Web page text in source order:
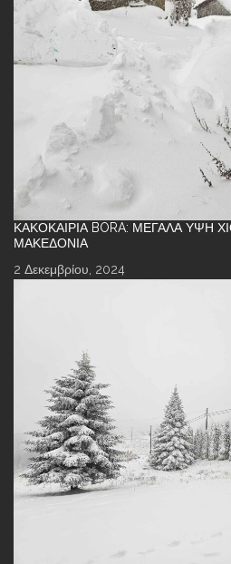
ΚΑΚΟΚΑΙΡΊΑ BORA: ΜΕΓΆΛΑ ΎΨΗ
ΜΑΚΕΔΟΝΊΑ
2 Δεκεμβρίου, 2024